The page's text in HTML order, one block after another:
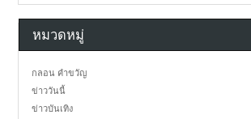
หมวดหมู่
กลอน คำขวัญ
ข่าววันนี้
ข่าวบันเทิง